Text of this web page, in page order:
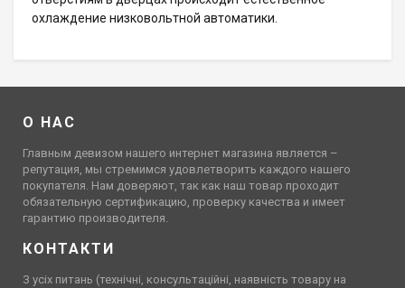
охлаждение низковольтной автоматики.
О НАС
Главным девизом нашего интернет магазина является –
репутация, мы стремимся удовлетворить каждого нашего
покупателя. Нам доверяют, так как наш товар проходит
обязательную сертификацию, проверку качества и имеет
гарантию производителя.
КОНТАКТИ
З усіх питань (технічні, консультаційні, наявність товару на